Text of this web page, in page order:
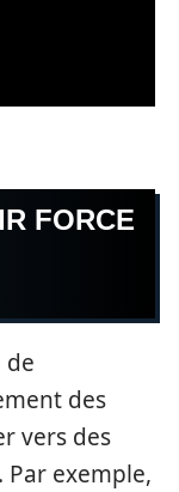
FORCE
de
des
vers des
exemple,